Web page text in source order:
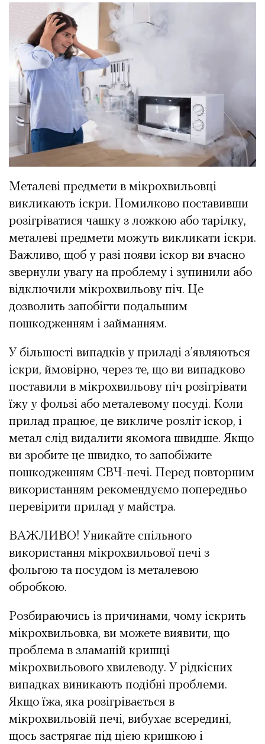
Металеві предмети в мікрохвильовці
викликають іскри. Помилково поставивши
розігріватися чашку з ложкою або тарілку,
металеві предмети можуть викликати іскри.
Важливо, щоб у разі появи іскор ви вчасно
звернули увагу на проблему і зупинили або
відключили мікрохвильову піч. Це
дозволить запобігти подальшим
пошкодженням і займанням.
У більшості випадків у приладі з’являються
іскри, ймовірно, через те, що ви випадково
поставили в мікрохвильову піч розігрівати
їжу у фользі або металевому посуді. Коли
прилад працює, це викличе розліт іскор, і
метал слід видалити якомога швидше. Якщо
ви зробите це швидко, то запобіжите
пошкодженням СВЧ-печі. Перед повторним
використанням рекомендуємо попередньо
перевірити прилад у майстра.
ВАЖЛИВО! Уникайте спільного
використання мікрохвильової печі з
фольгою та посудом із металевою
обробкою.
Розбираючись із причинами, чому іскрить
мікрохвильовка, ви можете виявити, що
проблема в зламаній кришці
мікрохвильового хвилеводу. У рідкісних
випадках виникають подібні проблеми.
Якщо їжа, яка розігрівається в
мікрохвильовій печі, вибухає всередині,
щось застрягає під цією кришкою і